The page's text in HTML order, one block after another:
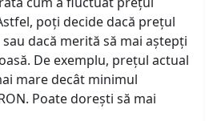
poți decide dacă prețul
dacă merită să mai aștepți
De exemplu, prețul actual
mare decât minimul
Poate dorești să mai